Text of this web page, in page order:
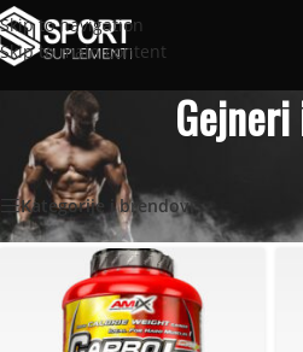
Skip to navigation
Skip to main content
Gejneri
Naslovna/Gejneri i UH
Kategorije i brendovi